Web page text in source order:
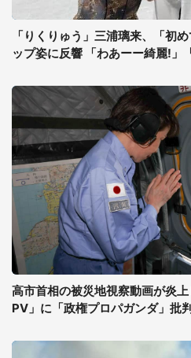
「りくりゅう」三浦璃来、「初
ップ姿に反響 「わあーー綺麗!」
高市首相の被災地視察動画が炎
PV」に「政権プロパガンダ」批